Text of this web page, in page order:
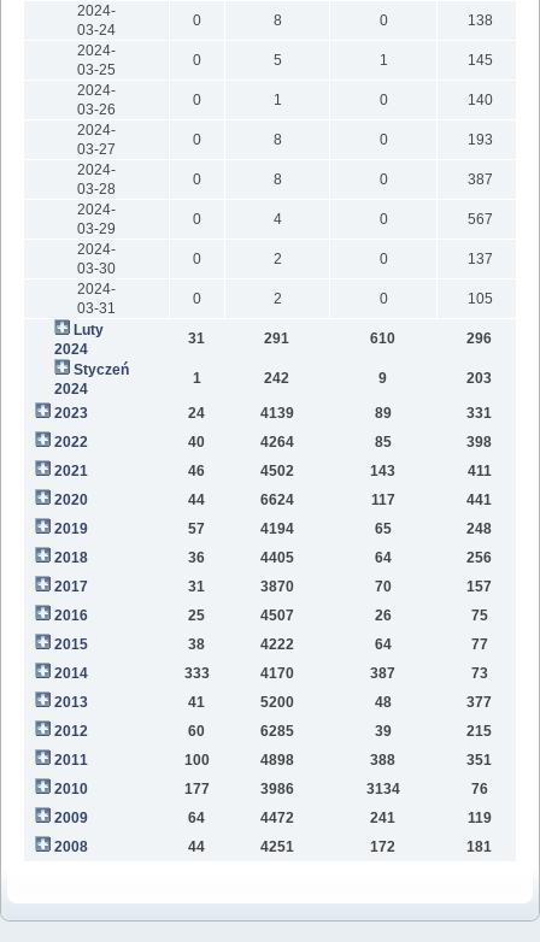
2024-
03-24
0 8 0 138
2024-
03-25
0 5 1
145
2024-
03-26
0 1 0
140
2024-
03-27
0 8 0
193
2024-
03-28
0 8 0 387
2024-
03-29
0 4 0 567
2024-
03-30
0 2 0 137
2024-
03-31
0 2 0 105
Luty
2024
31 291 610 296
Styczeń
2024
1 242 9 203
2023 24 4139 89 331
2022
40 4264 85 398
2021
46 4502 143 411
2020
44 6624 117 441
2019
57 4194 65 248
2018
36 4405 64 256
2017
31 3870 70
157
2016
25 4507 26
75
2015
38 4222 64
77
2014
333 4170 387
73
2013
41 5200 48
377
2012
60 6285 39
215
2011
100 4898 388
351
2010
177 3986 3134
76
2009
64 4472 241
119
2008
44 4251 172 181